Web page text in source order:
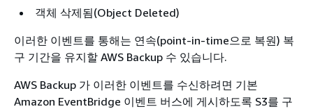
객체 삭제됨(Object Deleted)
이러한 이벤트를 통해는 연속(point-in-time으로 복원) 복
구 기간을 유지할 AWS Backup 수 있습니다.
AWS Backup 가 이러한 이벤트를 수신하려면 기본
Amazon EventBridge 이벤트 버스에 게시하도록 S3를 구